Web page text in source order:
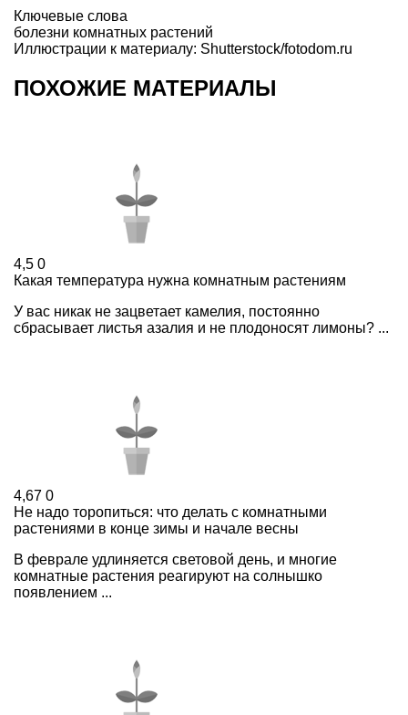
Ключевые слова
болезни комнатных растений
Иллюстрации к материалу: Shutterstock/fotodom.ru
ПОХОЖИЕ МАТЕРИАЛЫ
4,5 0
Какая температура нужна комнатным растениям
У вас никак не зацветает камелия, постоянно
сбрасывает листья азалия и не плодоносят лимоны? ...
4,67 0
Не надо торопиться: что делать с комнатными
растениями в конце зимы и начале весны
В феврале удлиняется световой день, и многие
комнатные растения реагируют на солнышко
появлением ...